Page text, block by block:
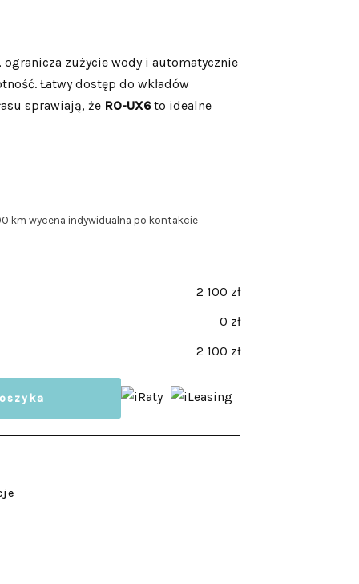
zużycie wody i automatycznie
Łatwy dostęp do wkładów
sprawiają, że RO-UX6to idealne
km wycena indywidualna po kontakcie
2 100 zł
0 zł
2 100 zł